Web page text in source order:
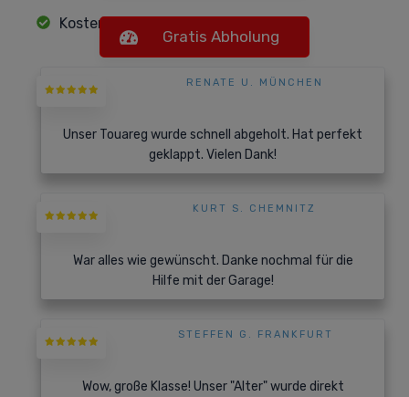
Kostenlose Sofort-Abholung
Gratis Abholung
RENATE U. MÜNCHEN
Unser Touareg wurde schnell abgeholt. Hat perfekt
geklappt. Vielen Dank!
KURT S. CHEMNITZ
War alles wie gewünscht. Danke nochmal für die
Hilfe mit der Garage!
STEFFEN G. FRANKFURT
Wow, große Klasse! Unser "Alter" wurde direkt